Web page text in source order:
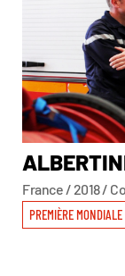
France / 2018 /
PREMIÈRE MONDIALE